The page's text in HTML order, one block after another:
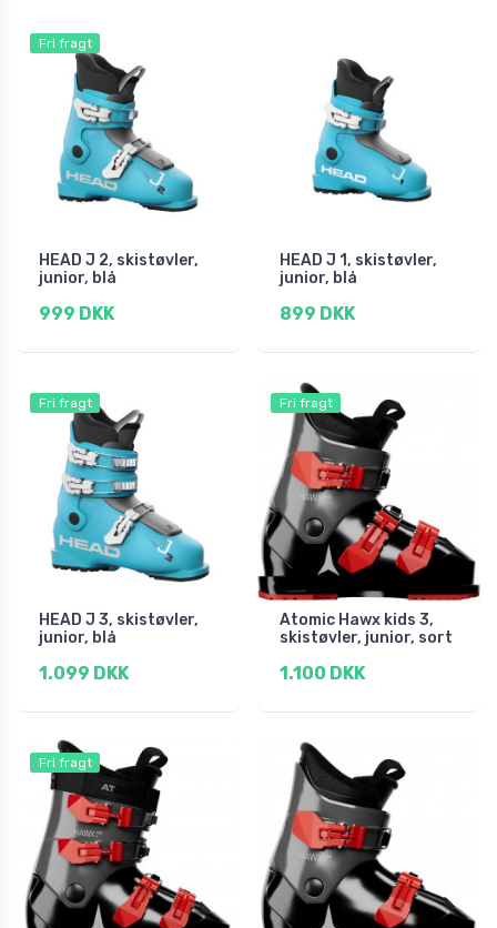
Fri fragt
HEAD J 2, skistøvler,
junior, blå
999 DKK
HEAD J 1, skistøvler,
junior, blå
899 DKK
Fri fragt
HEAD J 3, skistøvler,
junior, blå
1.099 DKK
Fri fragt
Atomic Hawx kids 3,
skistøvler, junior, sort
1.100 DKK
Fri fragt